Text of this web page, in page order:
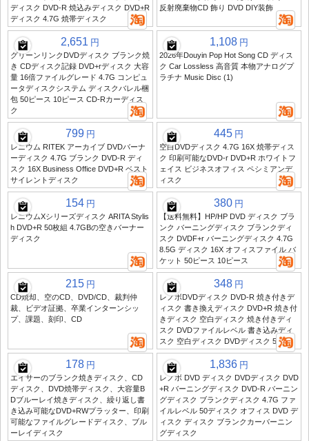
ディスク DVD-R 焼込みディスク DVD+R
ディスク 4.7G 焼帯ディスク
反射廃棄物CD 飾り DVD DIY装飾
2,651 円
グリーンリンクDVDディスク ブランク焼
き CDディスク記録 DVD+rディスク 大容
量 16倍ファイルグレード 4.7G コンピュ
ータディスクシステム ディスクバレル梱
包 50ピース 10ピース CD-Rカーディス
ク
1,108 円
2026年Douyin Pop Hot Song CD ディス
ク Car Lossless 高音質 本物アナログプ
ラチナ Music Disc (1)
799 円
レニウム RITEK アーカイブ DVDバーナ
ーディスク 4.7G ブランク DVD-R ディ
スク 16X Business Office DVD+R ベスト
サイレントディスク
445 円
空白DVDディスク 4.7G 16X 焼帯ディス
ク 印刷可能なDVD-r DVD+R ホワイトフ
ェイス ビジネスオフィス ペシミアンデ
ィスク
154 円
レニウムXシリーズディスク ARITA Stylis
h DVD+R 50枚組 4.7GBの空きバーナー
ディスク
380 円
【送料無料】HP/HP DVD ディスク ブラ
ンク バーニングディスク ブランクディ
スク DVDF+r バーニングディスク 4.7G
8.5G ディスク 16X オフィスファイル バ
ケット 50ピース 10ピース
215 円
CD焼却、空のCD、DVD/CD、裁判仲
裁、ビデオ証拠、卒業インターンシッ
プ、課題、刻印、CD
348 円
レノボDVDディスク DVD-R 焼き付きデ
ィスク 書き換えディスク DVD+R 焼き付
きディスク 空白ディスク 焼き付きディ
スク DVDファイルレベル 書き込みディ
スク 空白ディスク DVDディスク 50枚
178 円
エイサーのブランク焼きディスク、CD
ディスク、DVD焼帯ディスク、大容量B
Dブルーレイ焼きディスク、繰り返し書
き込み可能なDVD+RWプラッター、印刷
可能なファイルグレードディスク、ブル
ーレイディスク
1,836 円
レノボ DVD ディスク DVDディスク DVD
+R バーニングディスク DVD-R バーニン
グディスク ブランクディスク 4.7G ファ
イルレベル 50ディスク オフィス DVD デ
ィスク ディスク ブランクカーバーニン
グディスク